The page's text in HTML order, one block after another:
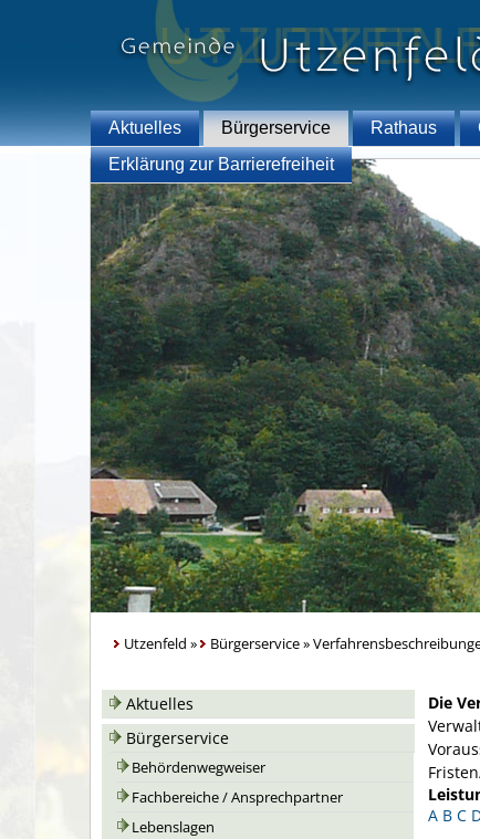
Aktuelles Bürgerservice Rathaus
Erklärung zur Barrierefreiheit
Utzenfeld » Bürgerservice»
Aktuelles
Bürgerservice
Behördenwegweiser
Fachbereiche / Ansprechpartner
Lebenslagen
Die
A B C